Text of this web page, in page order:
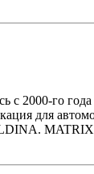
с 2000-го
для